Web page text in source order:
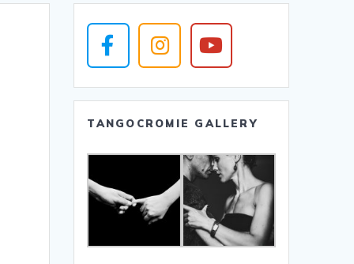
TANGOCROMIE GALLERY